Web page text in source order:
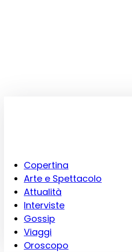
Copertina
Arte e Spettacolo
Attualità
Interviste
Gossip
Viaggi
Oroscopo